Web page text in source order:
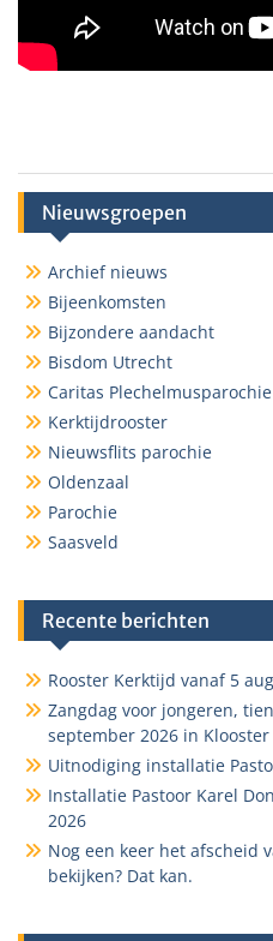
Nieuwsgroepen
Archief nieuws
Bijeenkomsten
Bijzondere aandacht
Bisdom Utrecht
Caritas Plechelmusparochie
Kerktijdrooster
Nieuwsflits parochie
Oldenzaal
Parochie
Saasveld
Recente berichten
Rooster Kerktijd vanaf 5
Zangdag voor jongeren,
september 2026 in
Uitnodiging installatie
Installatie Pastoor Karel
2026
Nog een keer het afscheid
bekijken? Dat kan.